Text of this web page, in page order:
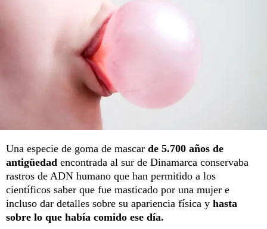
Una especie de goma de mascar de 5.700 años de
antigüedad encontrada al sur de Dinamarca conservaba
rastros de ADN humano que han permitido a los
científicos saber que fue masticado por una mujer e
incluso dar detalles sobre su apariencia física y hasta
sobre lo que había comido ese día.